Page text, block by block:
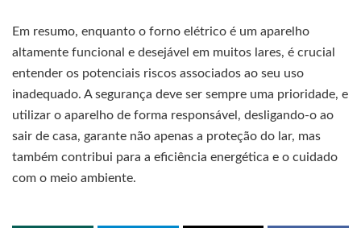
Em resumo, enquanto o forno elétrico é um aparelho
altamente funcional e desejável em muitos lares, é crucial
entender os potenciais riscos associados ao seu uso
inadequado. A segurança deve ser sempre uma prioridade, e
utilizar o aparelho de forma responsável, desligando-o ao
sair de casa, garante não apenas a proteção do lar, mas
também contribui para a eficiência energética e o cuidado
com o meio ambiente.